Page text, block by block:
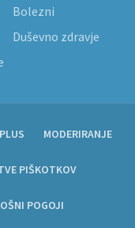
Bolezni
Duševno zdravje
MODERIRANJE
PIŠKOTKOV
POGOJI